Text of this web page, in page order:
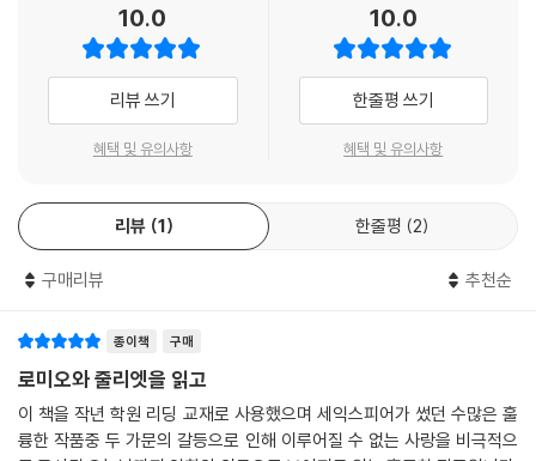
10.0
리뷰 쓰기
혜택 및 유의사항
10.0
한줄평 쓰기
혜택 및 유의사항
리뷰 1 한줄평 2
구매리뷰 추천순
종이책 구매
로미오와 줄리엣을 읽고
이 책을 작년 학원 리딩 교재로 사용했으며 세익스피어가 썼던 수많은 훌
륭한 작품중 두 가문의 갈등으로 인해 이루어질 수 없는 사랑을 비극적으